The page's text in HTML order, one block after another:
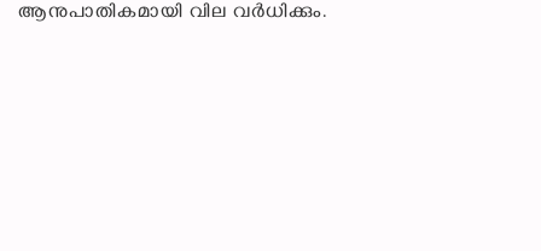
ആനുപാതികമായി വില വർധിക്കും.